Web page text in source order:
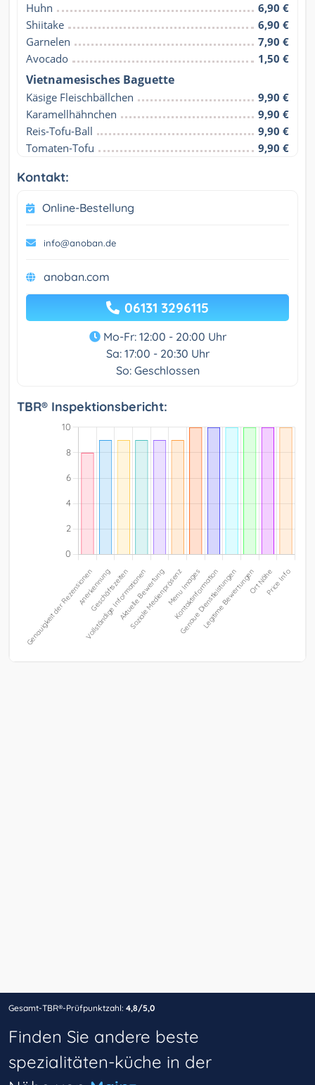
Huhn
6,90 €
Shiitake
6,90 €
Garnelen
7,90 €
Avocado
1,50 €
Vietnamesisches Baguette
Käsige Fleischbällchen
9,90 €
Karamellhähnchen
9,90 €
Reis-Tofu-Ball
9,90 €
Tomaten-Tofu
9,90 €
Kontakt:
Online-Bestellung
info@anoban.de
anoban.com
06131 3296115
Mo-Fr: 12:00 - 20:00 Uhr
Sa: 17:00 - 20:30 Uhr
So: Geschlossen
TBR® Inspektionsbericht:
Gesamt-TBR®-Prüfpunktzahl: 4,8/5,0
Finden Sie andere beste
spezialitäten-küche in der